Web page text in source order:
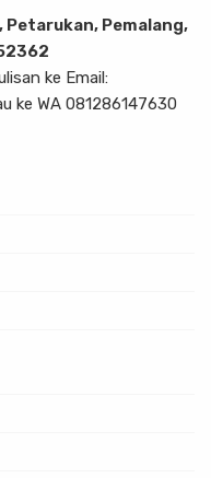
Petarukan, Pemalang,
ke Email:
ke WA 081286147630